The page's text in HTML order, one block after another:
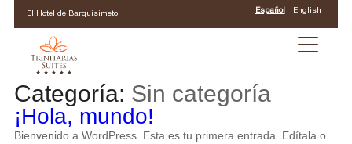
El Hotel de Barquisimeto Español English
Categoría: Sin categoría
¡Hola, mundo!
Bienvenido a WordPress. Esta es tu primera entrada. Edítala o